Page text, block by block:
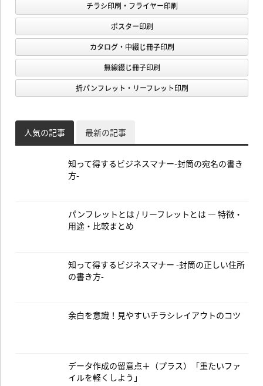
チラシ印刷・フライヤー印刷
ポスター印刷
カタログ・中綴じ冊子印刷
無線綴じ冊子印刷
折パンフレット・リーフレット印刷
人気の記事 最新の記事
知って得するビジネスマナー-封筒の宛名の書き
方-
パンフレットとは / リーフレットとは — 特徴・
用途・比較まとめ
知って得するビジネスマナー -封筒の正しい住所
の書き方-
余白を意識！見やすいチラシレイアウトのコツ
データ作成の留意点＋（プラス）「重たいファ
イルを軽くしよう」